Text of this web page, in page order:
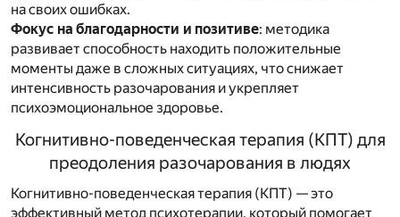
на своих ошибках.
Фокус на благодарности и позитиве: методика
развивает способность находить положительные
моменты даже в сложных ситуациях, что снижает
интенсивность разочарования и укрепляет
психоэмоциональное здоровье.
Когнитивно-поведенческая терапия (КПТ) для
преодоления разочарования в людях
Когнитивно-поведенческая терапия (КПТ) — это
эффективный метод психотерапии, который помогает